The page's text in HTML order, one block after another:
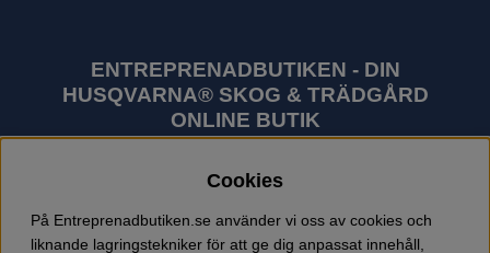
ENTREPRENADBUTIKEN - DIN
HUSQVARNA® SKOG & TRÄDGÅRD
ONLINE BUTIK
utomhusprodukter som skogsmaskiner och
trädgårdsmaskiner. I sortimentet finns bl.a. robotgräsklippare,
motorsågar, röjsågar, trimmers, riders, åkgräsklippare,
Cookies
På Entreprenadbutiken.se använder vi oss av cookies och
liknande lagringstekniker för att ge dig anpassat innehåll,